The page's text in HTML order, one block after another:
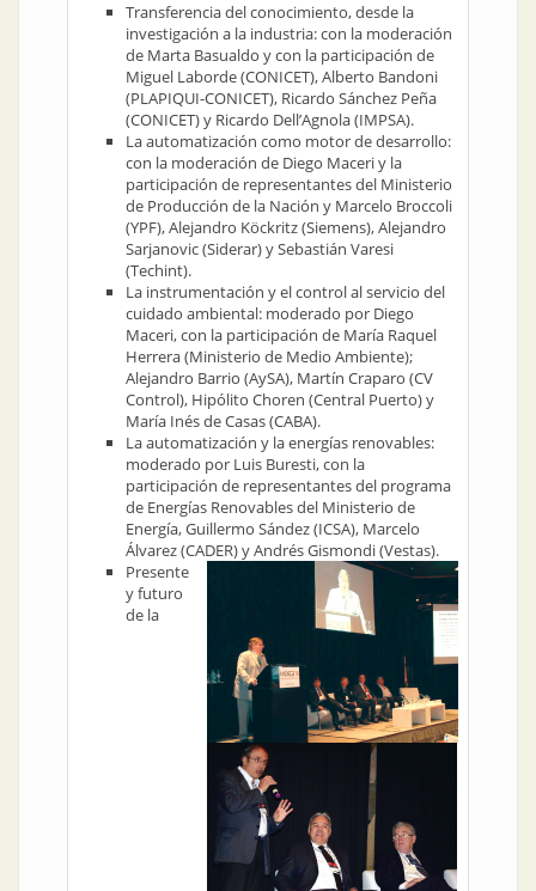
Transferencia del conocimiento, desde la
investigación a la industria: con la moderación
de Marta Basualdo y con la participación de
Miguel Laborde (CONICET), Alberto Bandoni
(PLAPIQUI-CONICET), Ricardo Sánchez Peña
(CONICET) y Ricardo Dell’Agnola (IMPSA).
La automatización como motor de desarrollo:
con la moderación de Diego Maceri y la
participación de representantes del Ministerio
de Producción de la Nación y Marcelo Broccoli
(YPF), Alejandro Köckritz (Siemens), Alejandro
Sarjanovic (Siderar) y Sebastián Varesi
(Techint).
La instrumentación y el control al servicio del
cuidado ambiental: moderado por Diego
Maceri, con la participación de María Raquel
Herrera (Ministerio de Medio Ambiente);
Alejandro Barrio (AySA), Martín Craparo (CV
Control), Hipólito Choren (Central Puerto) y
María Inés de Casas (CABA).
La automatización y la energías renovables:
moderado por Luis Buresti, con la
participación de representantes del programa
de Energías Renovables del Ministerio de
Energía, Guillermo Sández (ICSA), Marcelo
Álvarez (CADER) y Andrés Gismondi (Vestas).
Presente
y futuro
de la